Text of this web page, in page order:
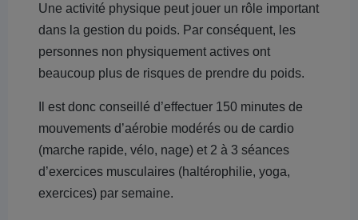
Une activité physique peut jouer un rôle important
dans la gestion du poids. Par conséquent, les
personnes non physiquement actives ont
beaucoup plus de risques de prendre du poids.
Il est donc conseillé d’effectuer 150 minutes de
mouvements d’aérobie modérés ou de cardio
(marche rapide, vélo, nage) et 2 à 3 séances
d’exercices musculaires (haltérophilie, yoga,
exercices) par semaine.